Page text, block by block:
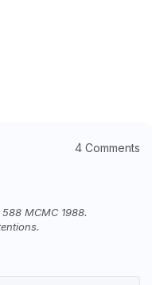
4 Comments
MCMC 1988.